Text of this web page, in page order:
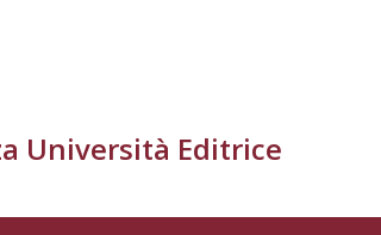
Università Editrice